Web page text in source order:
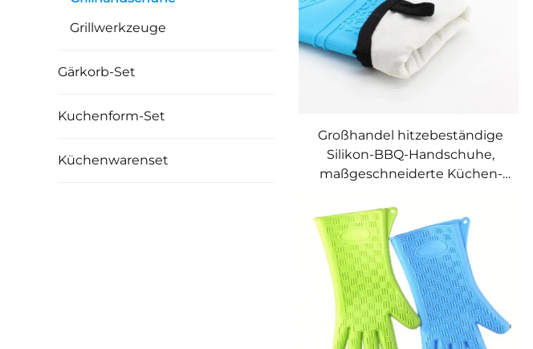
Grillwerkzeuge
Gärkorb-Set
Kuchenform-Set
Küchenwarenset
Großhandel hitzebeständige
Silikon-BBQ-Handschuhe,
maßgeschneiderte Küchen-
OEM- und ODM-BBQ-
Handschuhe